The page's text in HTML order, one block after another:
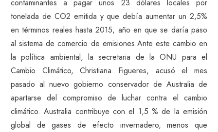
contaminantes a pagar unos 23 dólares locales por
tonelada de CO2 emitida y que debía aumentar un 2,5%
en términos reales hasta 2015, año en que se daría paso
al sistema de comercio de emisiones.Ante este cambio en
la política ambiental, la secretaria de la ONU para el
Cambio Climático, Christiana Figueres, acusó el mes
pasado al nuevo gobierno conservador de Australia de
apartarse del compromiso de luchar contra el cambio
climático. Australia contribuye con el 1,5 % de la emisión
global de gases de efecto invernadero, menos que